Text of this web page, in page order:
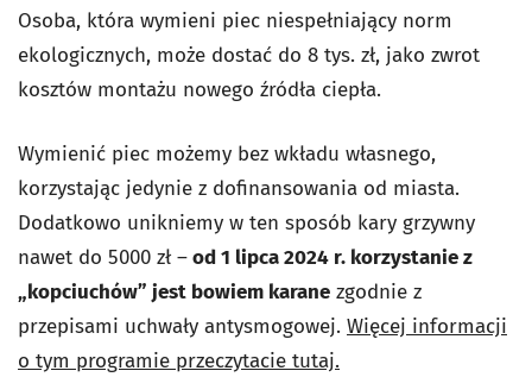
Osoba, która wymieni piec niespełniający norm
ekologicznych, może dostać do 8 tys. zł, jako zwrot
kosztów montażu nowego źródła ciepła.
Wymienić piec możemy bez wkładu własnego,
korzystając jedynie z dofinansowania od miasta.
Dodatkowo unikniemy w ten sposób kary grzywny
nawet do 5000 zł –od 1 lipca 2024 r. korzystanie z
„kopciuchów” jest bowiem karane zgodnie z
przepisami uchwały antysmogowej. Więcej informacji
o tym programie przeczytacie tutaj.